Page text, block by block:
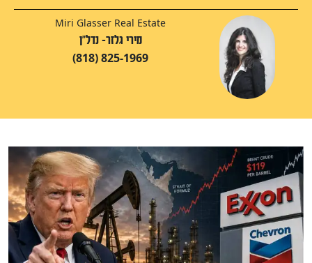
Miri Glasser Real Estate
מירי גלזר- נדל"ן
(818) 825-1969